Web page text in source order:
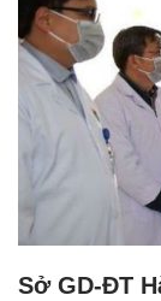
Sở GD-ĐT